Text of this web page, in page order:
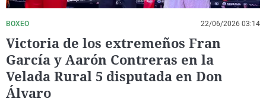
País Vasco
BOXEO 22/06/2026 03:14
Victoria de los extremeños Fran
García y Aarón Contreras en la
Velada Rural 5 disputada en Don
Álvaro